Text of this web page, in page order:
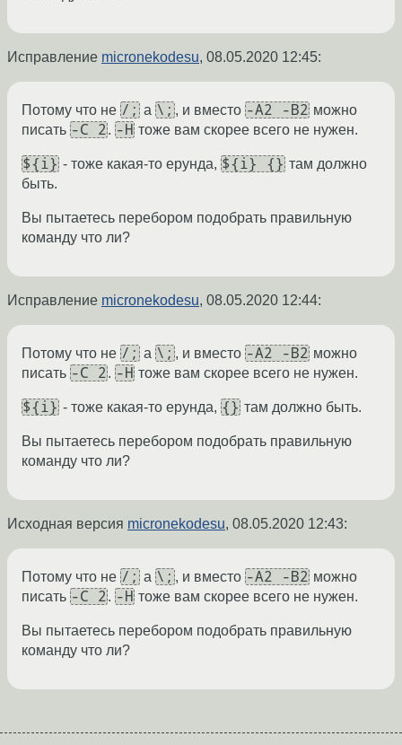
Исправление micronekodesu, 08.05.2020 12:45:
Потому что не /; а \; , и вместо -A2 -B2 можно
писать -C 2. -H тоже вам скорее всего не нужен.
${i} - тоже какая-то ерунда, ${i} {} там должно
быть.
Вы пытаетесь перебором подобрать правильную
команду что ли?
Исправление micronekodesu, 08.05.2020 12:44:
Потому что не /; а \; , и вместо -A2 -B2 можно
писать -C 2. -H тоже вам скорее всего не нужен.
${i} - тоже какая-то ерунда, {} там должно быть.
Вы пытаетесь перебором подобрать правильную
команду что ли?
Исходная версия micronekodesu, 08.05.2020 12:43:
Потому что не /; а \; , и вместо -A2 -B2 можно
писать -C 2. -H тоже вам скорее всего не нужен.
Вы пытаетесь перебором подобрать правильную
команду что ли?